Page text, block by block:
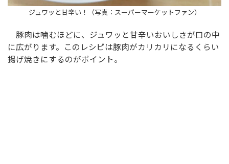
ジュワッと甘辛い！（写真：スーパーマーケットファン）
豚肉は噛むほどに、ジュワッと甘辛いおいしさが口の中
に広がります。このレシピは豚肉がカリカリになるくらい
揚げ焼きにするのがポイント。